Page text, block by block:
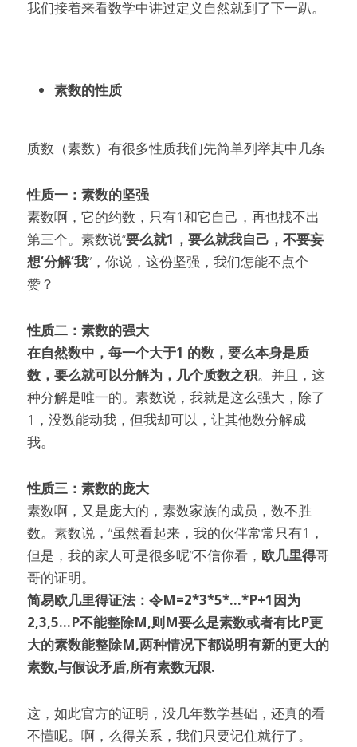
我们接着来看数学中讲过定义自然就到了下一趴。
素数的性质
质数（素数）有很多性质我们先简单列举其中几条
性质一：素数的坚强
素数啊，它的约数，只有1和它自己，再也找不出
第三个。素数说“要么就1，要么就我自己，不要妄
想‘分解‘我”，你说，这份坚强，我们怎能不点个
赞？
性质二：素数的强大
在自然数中，每一个大于1 的数，要么本身是质
数，要么就可以分解为，几个质数之积。并且，这
种分解是唯一的。素数说，我就是这么强大，除了
1，没数能动我，但我却可以，让其他数分解成
我。
性质三：素数的庞大
素数啊，又是庞大的，素数家族的成员，数不胜
数。素数说，“虽然看起来，我的伙伴常常只有1，
但是，我的家人可是很多呢”不信你看， 欧几里得哥
哥的证明。
简易欧几里得证法：令M=2*3*5*...*P+1因为
2,3,5...P不能整除M,则M要么是素数或者有比P更
大的素数能整除M,两种情况下都说明有新的更大的
素数,与假设矛盾,所有素数无限.
这，如此官方的证明，没几年数学基础，还真的看
不懂呢。啊，么得关系，我们只要记住就行了。